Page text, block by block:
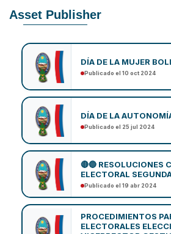
Asset Publisher
DÍA DE LA MUJER
Publicado el 10 oct 2024
DÍA DE LA
Publicado el 25 jul 2024
🔴🔵 RESOLUCIONES
ELECTORAL
Publicado el 19 abr 2024
PROCEDIMIENTOS
ELECTORALES